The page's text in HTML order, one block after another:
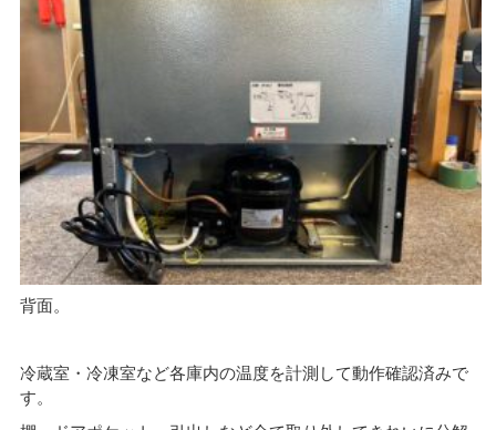
背面。
冷蔵室・冷凍室など各庫内の温度を計測して動作確認済みで
す。